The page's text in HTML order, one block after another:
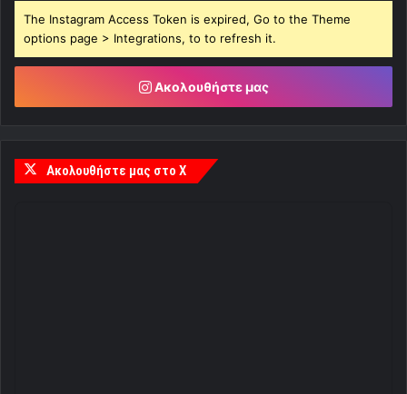
The Instagram Access Token is expired, Go to the Theme
options page > Integrations, to to refresh it.
Ακολουθήστε μας
Ακολουθήστε μας στο X